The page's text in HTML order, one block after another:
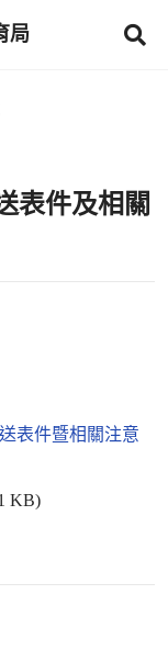
局
表件及相關
表件暨相關注意
KB)